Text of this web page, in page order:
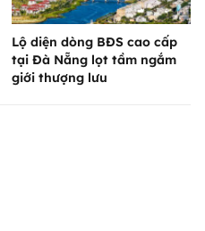
Lộ diện dòng BĐS cao cấp
tại Đà Nẵng lọt tầm ngắm
giới thượng lưu